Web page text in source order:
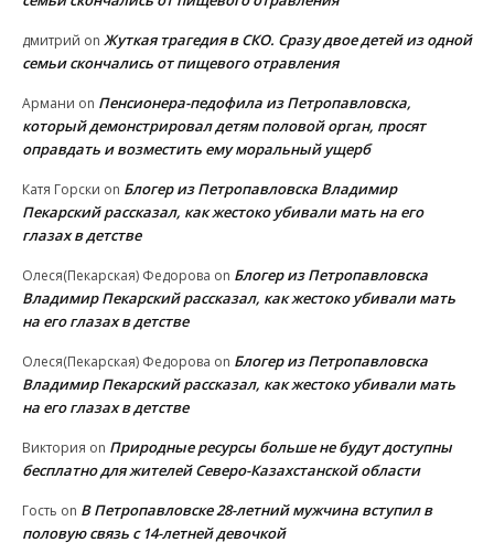
дмитрий on Жуткая трагедия в СКО. Сразу двое детей из одной
семьи скончались от пищевого отравления
Армани on Пенсионера-педофила из Петропавловска,
который демонстрировал детям половой орган, просят
оправдать и возместить ему моральный ущерб
Катя Горски on Блогер из Петропавловска Владимир
Пекарский рассказал, как жестоко убивали мать на его
глазах в детстве
Олеся(Пекарская) Федорова on Блогер из Петропавловска
Владимир Пекарский рассказал, как жестоко убивали мать
на его глазах в детстве
Олеся(Пекарская) Федорова on Блогер из Петропавловска
Владимир Пекарский рассказал, как жестоко убивали мать
на его глазах в детстве
Виктория on Природные ресурсы больше не будут доступны
бесплатно для жителей Северо-Казахстанской области
Гость on В Петропавловске 28-летний мужчина вступил в
половую связь с 14-летней девочкой